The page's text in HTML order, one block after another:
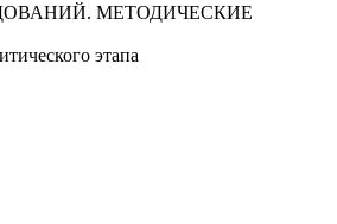
МЕТОДИЧЕСКИЕ
этапа